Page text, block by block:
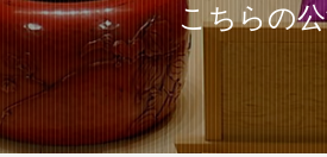
こちらの